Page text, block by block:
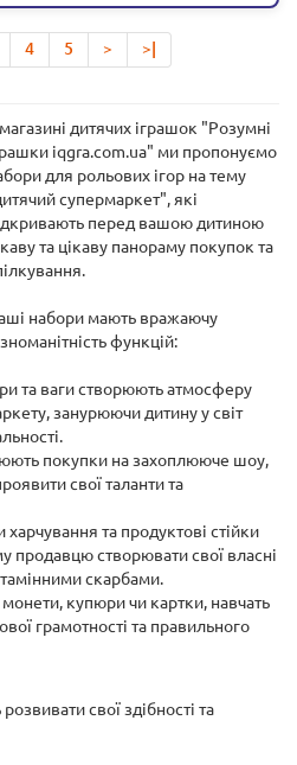
4 5 > >|
дитячих іграшок "Розумні
iqgra.com.ua" ми пропонуємо
для рольових ігор на тему
супермаркет", які
перед вашою дитиною
та цікаву панораму покупок та
набори мають вражаючу
функцій:
та ваги створюють атмосферу
занурюючи дитину у світ
покупки на захоплююче шоу,
свої таланти та
харчування та продуктові стійки
продавцю створювати свої власні
скарбами.
купюри чи картки, навчать
грамотності та правильного
свої здібності та